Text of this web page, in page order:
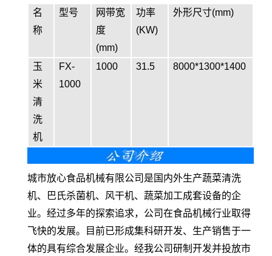
名
称
型号
网带宽
度
(mm)
功率
(KW)
外形尺寸(mm)
玉
米
清
洗
机
FX-
1000
1000 31.5 8000*1300*1400
城市放心食品机械有限公司是国内外生产蔬菜清洗
机、巴氏杀菌机、风干机、蔬菜加工成套设备的企
业。经过多年的探索追求，公司在食品机械行业取得
飞快的发展。目前已形成集科研开发、生产销售于一
体的具有综合发展企业。经我公司研制开发并投放市